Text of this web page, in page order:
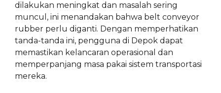
dilakukan meningkat dan masalah sering
muncul, ini menandakan bahwa belt conveyor
rubber perlu diganti. Dengan memperhatikan
tanda-tanda ini, pengguna di Depok dapat
memastikan kelancaran operasional dan
memperpanjang masa pakai sistem transportasi
mereka.